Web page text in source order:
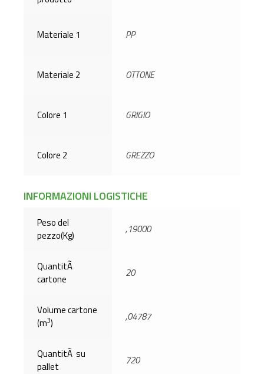
Materiale 1 PP
Materiale 2 OTTONE
Colore 1 GRIGIO
Colore 2 GREZZO
INFORMAZIONI LOGISTICHE
Peso del
pezzo(Kg)
,19000
QuantitÃ
cartone
20
Volume cartone
(m3) ,04787
QuantitÃ su
pallet
720